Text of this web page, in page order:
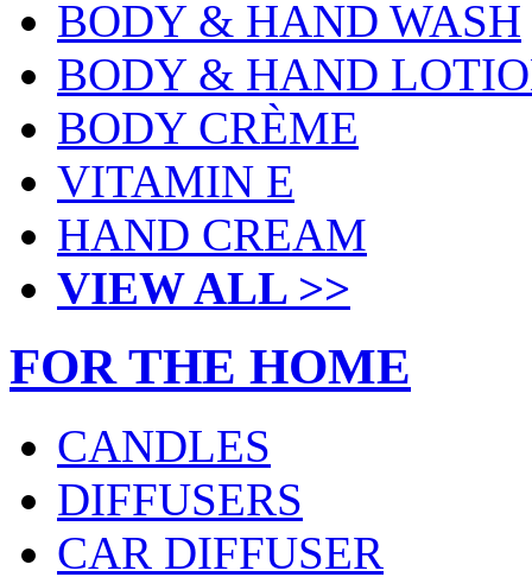
BODY & HAND WASH
BODY & HAND
BODY CRÈME
VITAMIN E
HAND CREAM
VIEW ALL >>
FOR THE HOME
CANDLES
DIFFUSERS
CAR DIFFUSER